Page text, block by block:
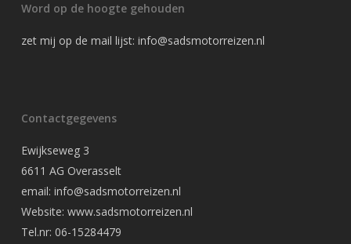
Word op de hoogte gehouden
zet mij op de mail lijst: info@sadsmotorreizen.nl
Contactgegevens
Ewijkseweg 3
6611 AG Overasselt
email: info@sadsmotorreizen.nl
Website: www.sadsmotorreizen.nl
Tel.nr: 06-15284479